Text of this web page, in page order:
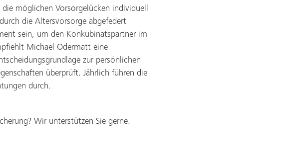
möglichen Vorsorgelücken individuell
die Altersvorsorge abgefedert
sein, um den Konkubinatspartner im
Michael Odermatt eine
zur persönlichen
überprüft. Jährlich führen die
durch.
Wir unterstützen Sie gerne.